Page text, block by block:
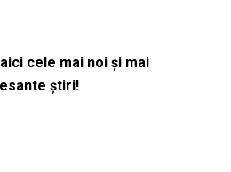
cele mai noi și mai
știri!